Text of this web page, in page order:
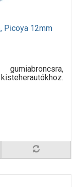
Picoya 12mm